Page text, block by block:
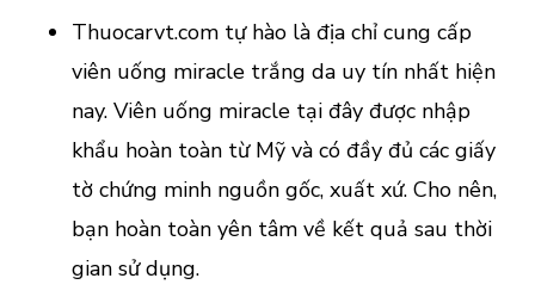
Thuocarvt.com tự hào là địa chỉ cung cấp
viên uống miracle trắng da uy tín nhất hiện
nay. Viên uống miracle tại đây được nhập
khẩu hoàn toàn từ Mỹ và có đầy đủ các giấy
tờ chứng minh nguồn gốc, xuất xứ. Cho nên,
bạn hoàn toàn yên tâm về kết quả sau thời
gian sử dụng.